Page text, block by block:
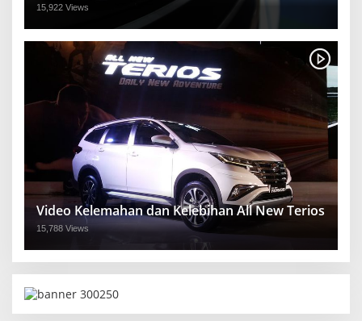
15,922 Views
Video Kelemahan dan Kelebihan All New Terios
15,788 Views